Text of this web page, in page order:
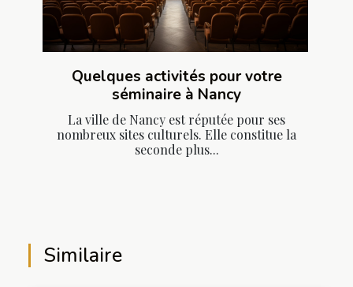
Quelques activités pour votre
séminaire à Nancy
La ville de Nancy est réputée pour ses
nombreux sites culturels. Elle constitue la
seconde plus...
Similaire